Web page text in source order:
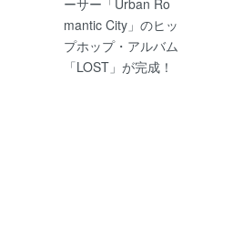
mantic City」のヒッ
プホップ・アルバム
「LOST」が完成！